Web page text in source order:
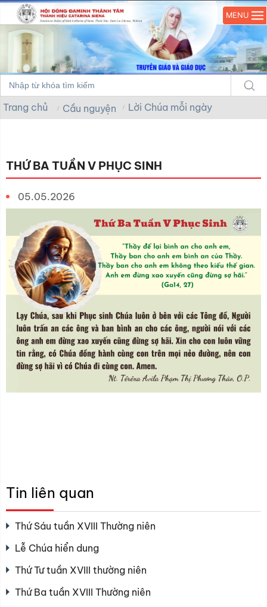
MENU
Trang chủ Cầu nguyện Lời Chúa mỗi ngày
THỨ BA TUẦN V PHỤC SINH
05.05.2026
Tin liên quan
Thứ Sáu tuần XVIII Thường niên
Lễ Chúa hiển dung
Thứ Tư tuần XVIII thường niên
Thứ Ba tuần XVIII Thường niên